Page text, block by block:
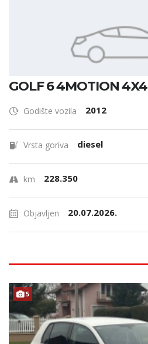
GOLF 6 4MOTION 4X4
Godište vozila 2012
Vrsta goriva diesel
km 228.350
Objavljen 20.07.2026.
5